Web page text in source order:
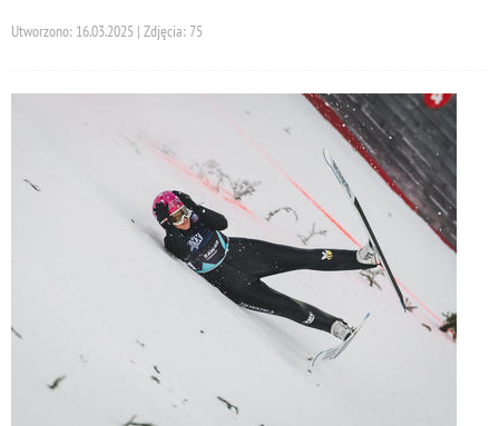
Utworzono: 16.03.2025 | Zdjęcia: 75